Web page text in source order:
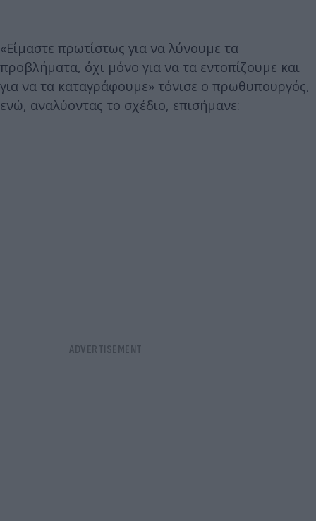
«Είμαστε πρωτίστως για να λύνουμε τα
προβλήματα, όχι μόνο για να τα εντοπίζουμε και
για να τα καταγράφουμε» τόνισε ο πρωθυπουργός,
ενώ, αναλύοντας το σχέδιο, επισήμανε: